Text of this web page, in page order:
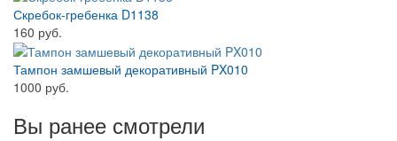
Скребок-гребенка D1138
160 руб.
Тампон замшевый декоративный PX010
1000 руб.
Вы ранее смотрели